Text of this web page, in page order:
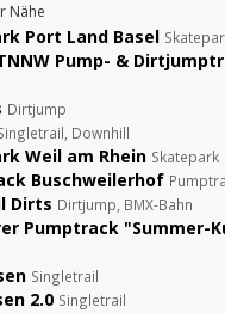
Nähe
Port Land Basel
Pump- &
Dirtjump
Downhill
Weil am Rhein Skatepark
Buschweilerhof
Dirts Dirtjump, BMX-Bahn
Pumptrack "Summer-
Singletrail
2.0 Singletrail